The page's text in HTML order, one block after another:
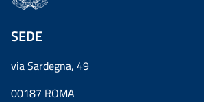
SEDE
via Sardegna, 49
00187 ROMA